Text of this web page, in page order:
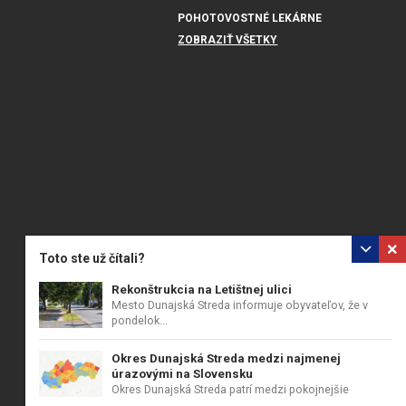
Toto ste už čítali?
Rekonštrukcia na Letištnej ulici
Mesto Dunajská Streda informuje obyvateľov, že v
pondelok...
Okres Dunajská Streda medzi najmenej
úrazovými na Slovensku
Okres Dunajská Streda patrí medzi pokojnejšie
POHOTOVOSTNÉ LEKÁRNE
ZOBRAZIŤ VŠETKY